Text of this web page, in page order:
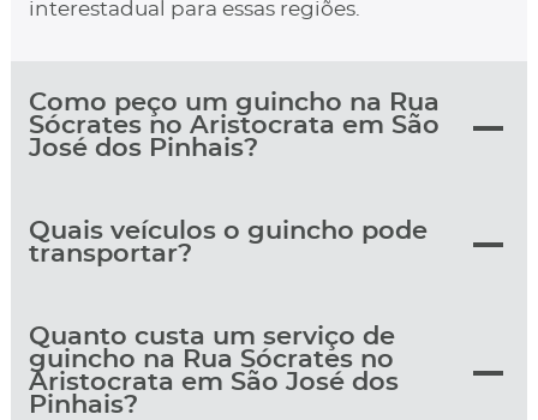
interestadual para essas regiões.
Como peço um guincho na Rua
Sócrates no Aristocrata em São
José dos Pinhais?
Quais veículos o guincho pode
transportar?
Quanto custa um serviço de
guincho na Rua Sócrates no
Aristocrata em São José dos
Pinhais?